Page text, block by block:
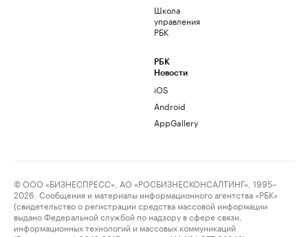
Школа
управления
РБК
РБК
Новости
iOS
Android
AppGallery
© ООО «БИЗНЕСПРЕСС», АО «РОСБИЗНЕСКОНСАЛТИНГ», 1995–
2026. Сообщения и материалы информационного агентства «РБК»
(свидетельство о регистрации средства массовой информации
выдано Федеральной службой по надзору в сфере связи,
информационных технологий и массовых коммуникаций